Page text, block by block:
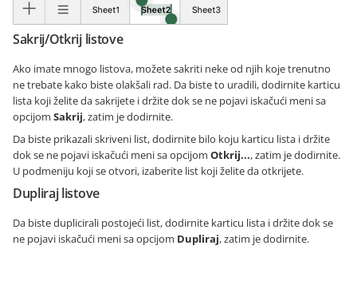
Sakrij/Otkrij listove
Ako imate mnogo listova, možete sakriti neke od njih koje trenutno
ne trebate kako biste olakšali rad. Da biste to uradili, dodirnite karticu
lista koji želite da sakrijete i držite dok se ne pojavi iskačući meni sa
opcijom Sakrij, zatim je dodirnite.
Da biste prikazali skriveni list, dodirnite bilo koju karticu lista i držite
dok se ne pojavi iskačući meni sa opcijom Otkrij..., zatim je dodirnite.
U podmeniju koji se otvori, izaberite list koji želite da otkrijete.
Dupliraj listove
Da biste duplicirali postojeći list, dodirnite karticu lista i držite dok se
ne pojavi iskačući meni sa opcijom Dupliraj, zatim je dodirnite.